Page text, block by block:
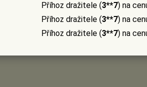
Příhoz dražitele (3**7) na
Příhoz dražitele (3**7) na
Příhoz dražitele (3**7) na